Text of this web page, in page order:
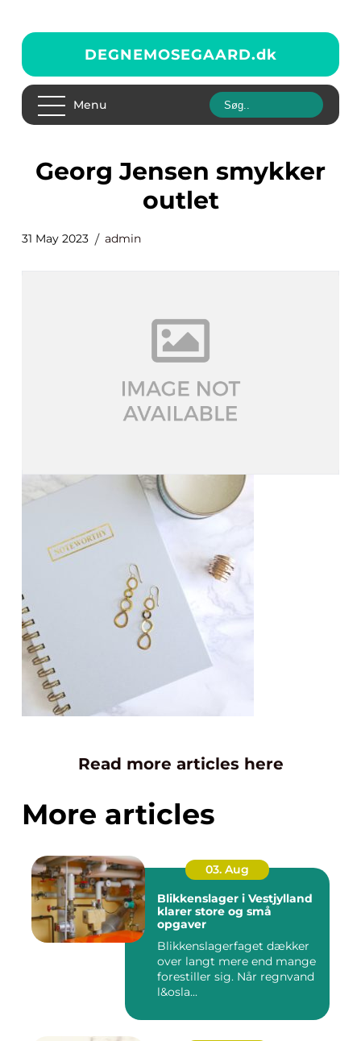
DEGNEMOSEGAARD.dk
Menu
Georg Jensen smykker
outlet
31 May 2023 admin
Read more articles here
More articles
03. Aug
Blikkenslager i Vestjylland
klarer store og små
opgaver
Blikkenslagerfaget dækker
over langt mere end mange
forestiller sig. Når regnvand
l&osla...